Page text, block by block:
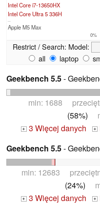
Intel Core i7-13650HX
Intel Core Ultra 5 336H
...
Apple M5 Max
0%
Restrict / Search: Model:
all
laptop
Geekbench 5.5-
min: 1688
(58%)
+ 3 Więcej danych +
Geekbench 5.5-
min: 12683
(24%)
+ 3 Więcej danych +